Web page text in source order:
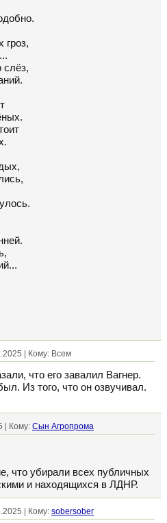
гроз,
слёз,
| Кому: Всем
что его завалил Вагнер.
Из того, что он озвучивал.
| Кому: Сын Агропрома
что убирали всех публичных
и находящихся в ЛДНР.
| Кому: sobersober